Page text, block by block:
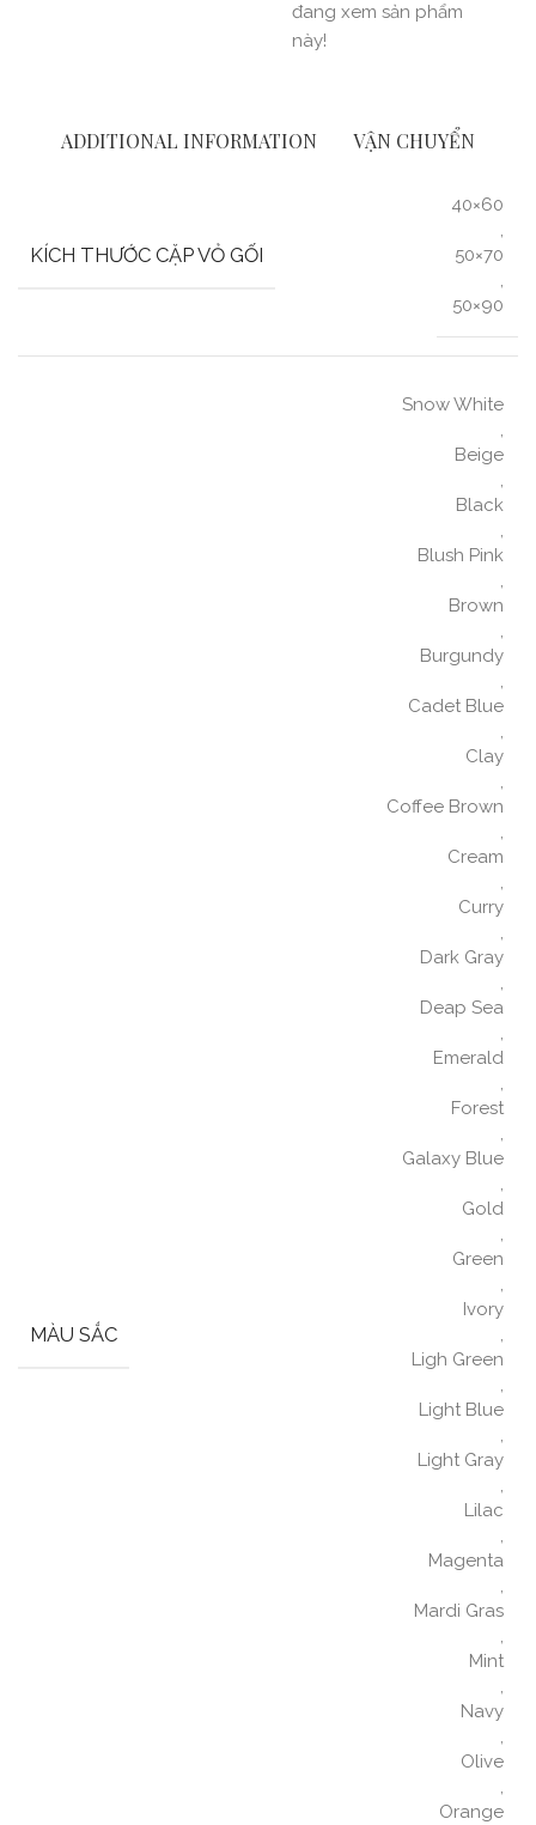
đang xem sản phẩm
này!
ADDITIONAL INFORMATION VẬN CHUYỂN
KÍCH THƯỚC CẶP VỎ GỐI
40×60
,
50×70
,
50×90
MÀU SẮC
Snow White
,
Beige
,
Black
,
Blush Pink
,
Brown
,
Burgundy
,
Cadet Blue
,
Clay
,
Coffee Brown
,
Cream
,
Curry
,
Dark Gray
,
Deap Sea
,
Emerald
,
Forest
,
Galaxy Blue
,
Gold
,
Green
,
Ivory
,
Ligh Green
,
Light Blue
,
Light Gray
,
Lilac
,
Magenta
,
Mardi Gras
,
Mint
,
Navy
,
Olive
,
Orange